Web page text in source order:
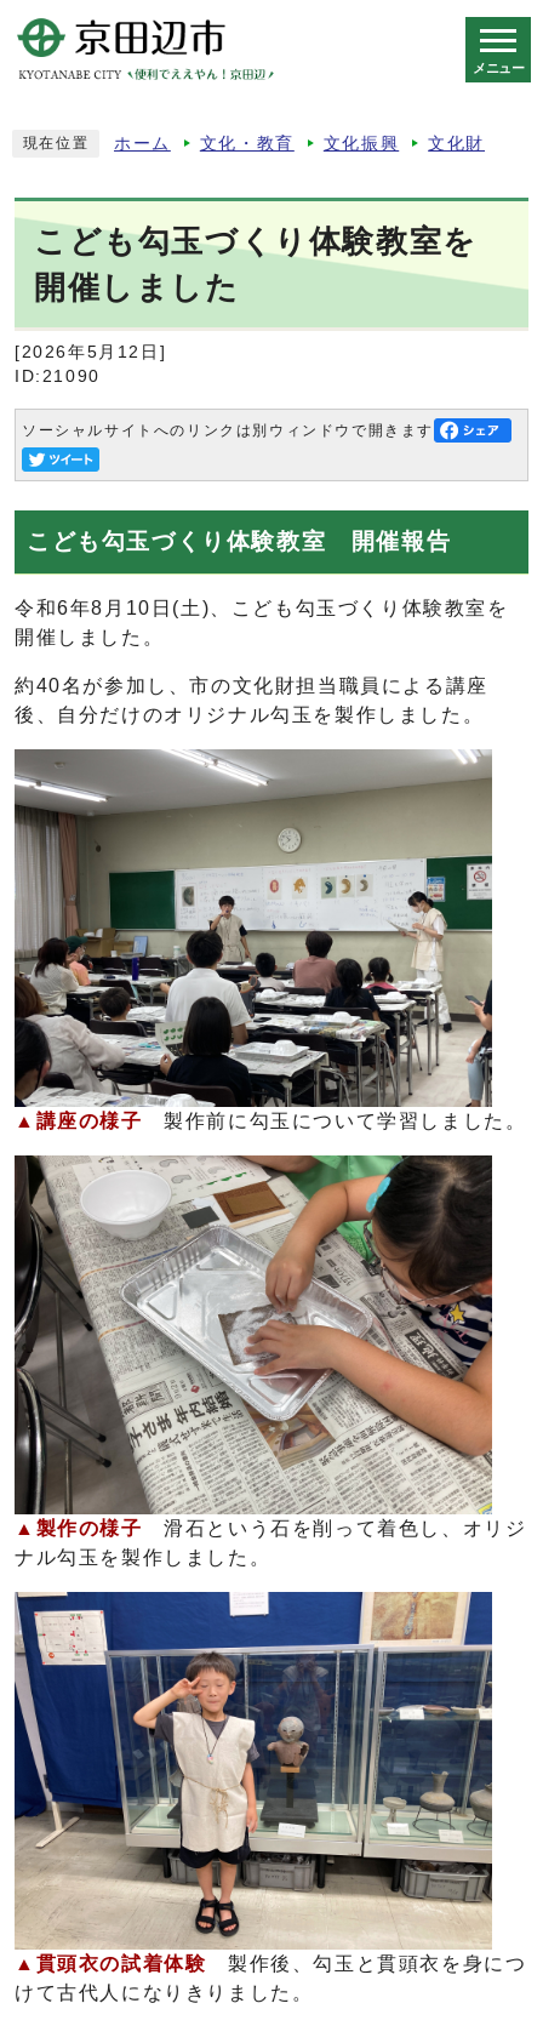
メニュー
現在位置 ホーム 文化・教育 文化振興 文化財
こども勾玉づくり体験教室を
開催しました
[2026年5月12日]
ID:21090
ソーシャルサイトへのリンクは別ウィンドウで開きます
こども勾玉づくり体験教室 開催報告
令和6年8月10日(土)、こども勾玉づくり体験教室を
開催しました。
約40名が参加し、市の文化財担当職員による講座
後、自分だけのオリジナル勾玉を製作しました。
▲講座の様子 製作前に勾玉について学習しました。
▲製作の様子 滑石という石を削って着色し、オリジ
ナル勾玉を製作しました。
▲貫頭衣の試着体験 製作後、勾玉と貫頭衣を身につ
けて古代人になりきりました。